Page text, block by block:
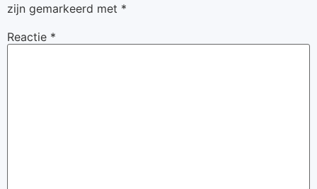
zijn gemarkeerd met *
Reactie *